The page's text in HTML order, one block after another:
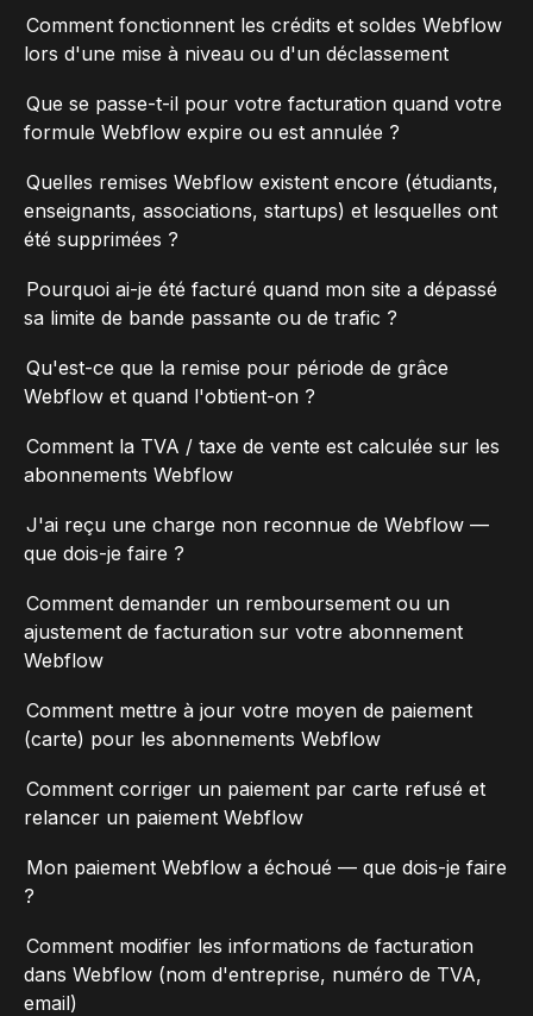
Comment fonctionnent les crédits et soldes Webflow
lors d'une mise à niveau ou d'un déclassement
Que se passe-t-il pour votre facturation quand votre
formule Webflow expire ou est annulée ?
Quelles remises Webflow existent encore (étudiants,
enseignants, associations, startups) et lesquelles ont
été supprimées ?
Pourquoi ai-je été facturé quand mon site a dépassé
sa limite de bande passante ou de trafic ?
Qu'est-ce que la remise pour période de grâce
Webflow et quand l'obtient-on ?
Comment la TVA / taxe de vente est calculée sur les
abonnements Webflow
J'ai reçu une charge non reconnue de Webflow —
que dois-je faire ?
Comment demander un remboursement ou un
ajustement de facturation sur votre abonnement
Webflow
Comment mettre à jour votre moyen de paiement
(carte) pour les abonnements Webflow
Comment corriger un paiement par carte refusé et
relancer un paiement Webflow
Mon paiement Webflow a échoué — que dois-je faire
?
Comment modifier les informations de facturation
dans Webflow (nom d'entreprise, numéro de TVA,
email)